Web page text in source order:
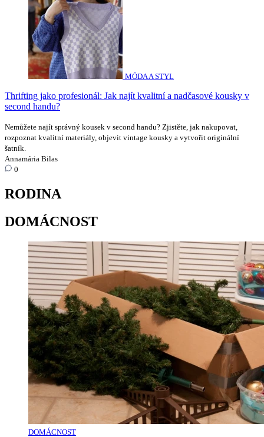
MÓDA A STYL
Thrifting jako profesionál: Jak najít kvalitní a nadčasové kousky v
second handu?
Nemůžete najít správný kousek v second handu? Zjistěte, jak nakupovat,
rozpoznat kvalitní materiály, objevit vintage kousky a vytvořit originální
šatník.
Annamária Bilas
0
RODINA
DOMÁCNOST
DOMÁCNOST